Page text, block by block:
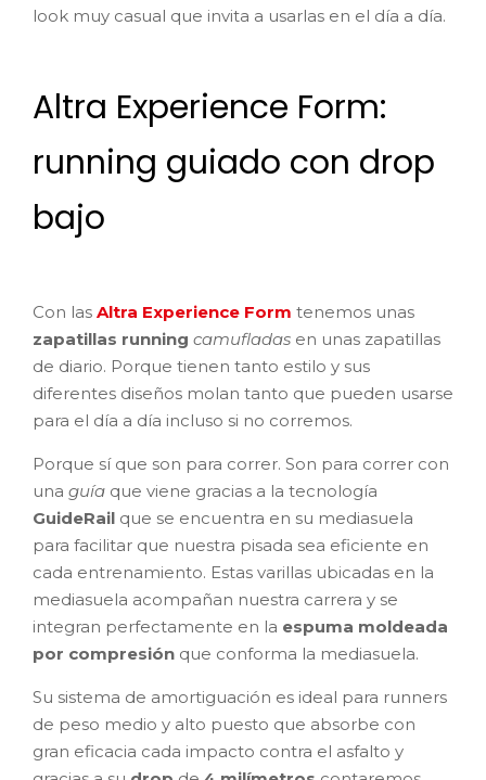
look muy casual que invita a usarlas en el día a día.
Altra Experience Form:
running guiado con drop
bajo
Con las Altra Experience Form tenemos unas
zapatillas running camufladas en unas zapatillas
de diario. Porque tienen tanto estilo y sus
diferentes diseños molan tanto que pueden usarse
para el día a día incluso si no corremos.
Porque sí que son para correr. Son para correr con
una guía que viene gracias a la tecnología
GuideRail que se encuentra en su mediasuela
para facilitar que nuestra pisada sea eficiente en
cada entrenamiento. Estas varillas ubicadas en la
mediasuela acompañan nuestra carrera y se
integran perfectamente en la espuma moldeada
por compresión que conforma la mediasuela.
Su sistema de amortiguación es ideal para runners
de peso medio y alto puesto que absorbe con
gran eficacia cada impacto contra el asfalto y